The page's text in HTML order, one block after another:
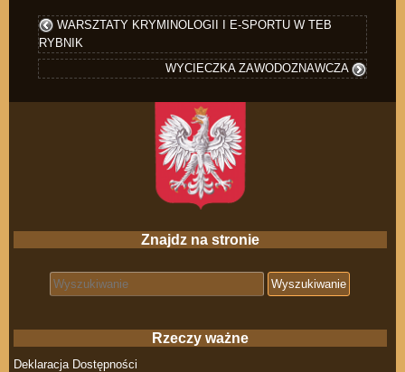
WARSZTATY KRYMINOLOGII I E-SPORTU W TEB
RYBNIK
WYCIECZKA ZAWODOZNAWCZA
Znajdz na stronie
Search for:
Rzeczy ważne
Deklaracja Dostępności